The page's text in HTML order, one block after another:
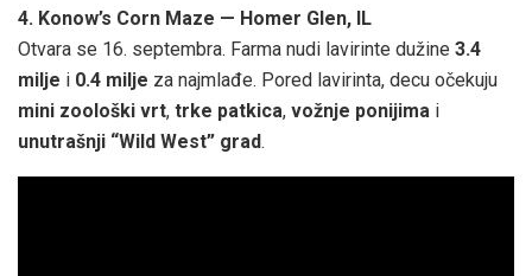
4. Konow’s Corn Maze — Homer Glen, IL
Otvara se 16. septembra. Farma nudi lavirinte dužine 3.4
milje i 0.4 milje za najmlađe. Pored lavirinta, decu očekuju
mini zoološki vrt, trke patkica, vožnje ponijima i
unutrašnji “Wild West” grad.